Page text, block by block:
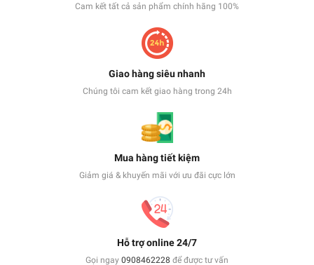
Cam kết tất cả sản phẩm chính hãng 100%
Giao hàng siêu nhanh
Chúng tôi cam kết giao hàng trong 24h
Mua hàng tiết kiệm
Giảm giá & khuyến mãi với ưu đãi cực lớn
Hỗ trợ online 24/7
Gọi ngay 0908462228 để được tư vấn